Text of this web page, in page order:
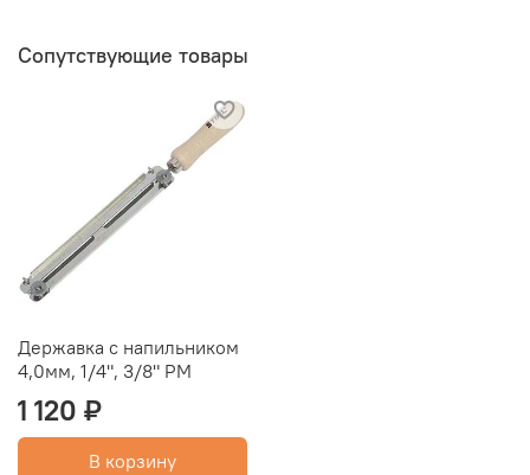
Сопутствующие товары
Державка с напильником
4,0мм, 1/4", 3/8" РМ
1 120 ₽
В корзину